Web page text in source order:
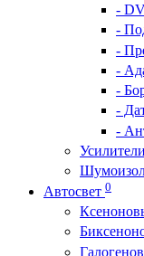
-
-
-
-
-
-
-
Усилители
Автосвет 0